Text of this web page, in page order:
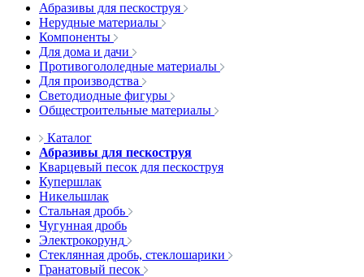
Абразивы для пескоструя
Нерудные материалы
Компоненты
Для дома и дачи
Противогололедные материалы
Для производства
Светодиодные фигуры
Общестроительные материалы
Каталог
Абразивы для пескоструя
Кварцевый песок для пескоструя
Купершлак
Никельшлак
Стальная дробь
Чугунная дробь
Электрокорунд
Стеклянная дробь, стеклошарики
Гранатовый песок